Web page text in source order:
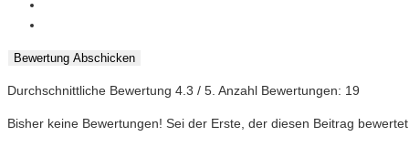
Bewertung Abschicken
Durchschnittliche Bewertung 4.3 / 5. Anzahl Bewertungen: 19
Bisher keine Bewertungen! Sei der Erste, der diesen Beitrag